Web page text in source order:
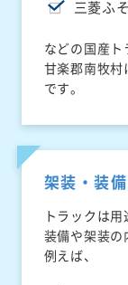
三菱ふ
などの国産
甘楽郡南牧
です。
架装・装
トラックは
装備や架装の
例えば、